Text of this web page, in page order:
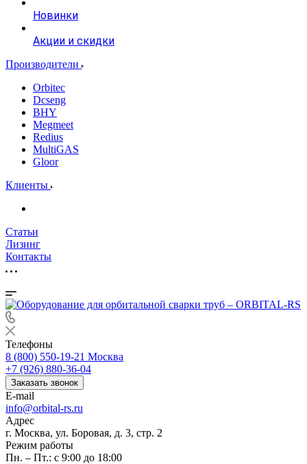
Новинки
Акции и скидки
Производители
Orbitec
Dcseng
BHY
Megmeet
Redius
MultiGAS
Gloor
Клиенты
Статьи
Лизинг
Контакты
Телефоны
8 (800) 550-19-21 Москва
+7 (926) 880-36-04
Заказать звонок
E-mail
info@orbital-rs.ru
Адрес
г. Москва, ул. Боровая, д. 3, стр. 2
Режим работы
Пн. – Пт.: с 9:00 до 18:00